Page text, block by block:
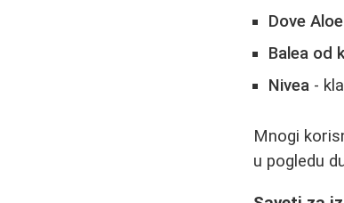
Dove
Balea od
Nivea -
Mnogi
u pogledu